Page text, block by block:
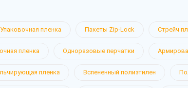
Упаковочная пленка Пакеты Zip-Lock Стрейч
пленка Одноразовые перчатки
пленка Вспененный полиэтилен